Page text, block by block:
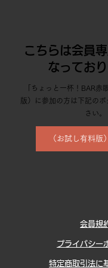
こちらは会員
なっており
「ちょっと一杯！BAR赤
版）に参加の方は下記の
さい。
（お試し有料版
会員規
プライバシー
特定商取引法に